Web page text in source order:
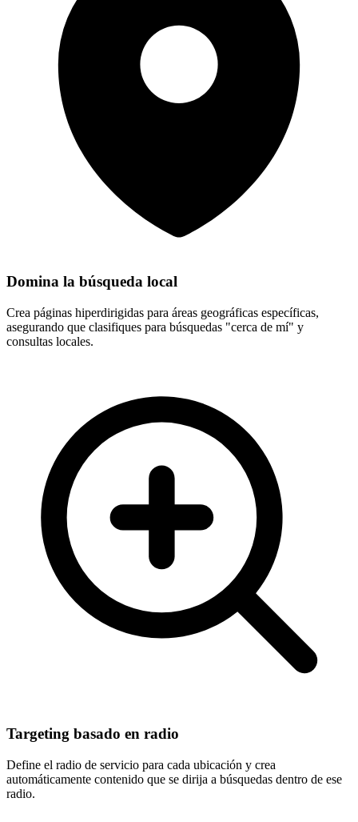
Domina la búsqueda local
Crea páginas hiperdirigidas para áreas geográficas específicas,
asegurando que clasifiques para búsquedas "cerca de mí" y
consultas locales.
Targeting basado en radio
Define el radio de servicio para cada ubicación y crea
automáticamente contenido que se dirija a búsquedas dentro de ese
radio.